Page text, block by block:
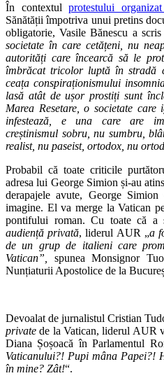
În contextulprotestului
Sănătății împotriva unui pretins
obligatorie, Vasile Bănescu a
societate în care cetățeni, nu
autorități care încearcă să le
îmbrăcat tricolor luptă în stradă
ceața conspiraționismului
lasă atât de ușor prostiți sunt
Marea Resetare, o societate
infestează, e una care are
creștinismul sobru, nu sumbru,
realist, nu paseist, ortodox, nu
Probabil că toate criticile
adresa lui George Simion și-au
derapajele avute, George
imagine. El va merge la Vatican
pontifului roman. Cu toate că
audiență privată, liderul AUR „a
de un grup de italieni care
Vatican”, spunea Monsignor
Nunțiaturii Apostolice de la
Devoalat de jurnalistul Cristian
privatede la Vatican, liderul AUR
Diana Șoșoacă în Parlamentul
Vaticanului?! Pupi mâna Papei?!
în mine? Zât!“.